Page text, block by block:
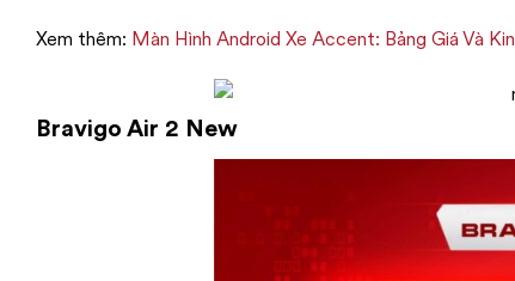
Xem thêm: Màn Hình Android Xe Accent: Bảng Giá Và
Bravigo Air 2 New